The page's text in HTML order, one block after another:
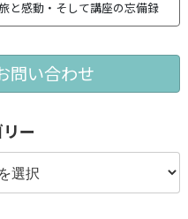
と感動・そして講座の忘備録
問い合わせ
ー